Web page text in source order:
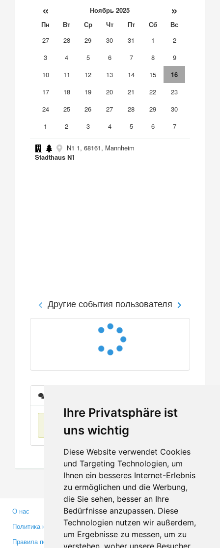
Ihre Privatsphäre ist
uns wichtig
Diese Website verwendet Cookies
und Targeting Technologien, um
Ihnen ein besseres Internet-Erlebnis
zu ermöglichen und die Werbung,
die Sie sehen, besser an Ihre
Bedürfnisse anzupassen. Diese
Technologien nutzen wir außerdem,
um Ergebnisse zu messen, um zu
verstehen, woher unsere Besucher
« Ноябрь 2025 »
Пн Вт Ср Чт Пт Сб
Вс
27
28 29 30 31 1
2
3
4 5 6 7 8
9
10
11 12 13 14 15
16
17
18 19 20 21 22
23
24
25 26 27 28 29
30
1
2 3 4 5 6 7
N1 1, 68161, Mannheim
Stadthaus N1
Другие события пользователя
Нет данных
О нас
Политика конфиденциальности
Правила пользования
Партнерам
Инвесторам